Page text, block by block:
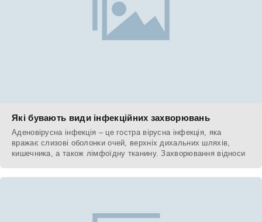
Які бувають види інфекційних захворювань
Аденовірусна інфекція – це гостра вірусна інфекція, яка
вражає слизові оболонки очей, верхніх дихальних шляхів,
кишечника, а також лімфоїдну тканину. Захворювання відноси